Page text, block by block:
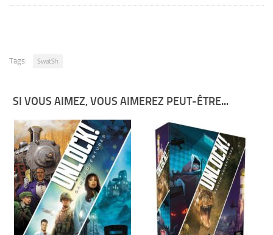
Tags: SwatSh
SI VOUS AIMEZ, VOUS AIMEREZ PEUT-ÊTRE...